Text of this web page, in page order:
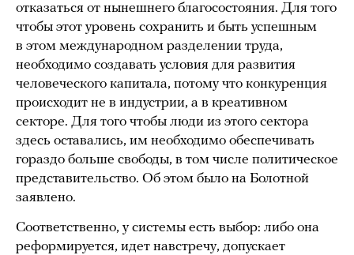
отказаться от нынешнего благосостояния. Для того
чтобы этот уровень сохранить и быть успешным
в этом международном разделении труда,
необходимо создавать условия для развития
человеческого капитала, потому что конкуренция
происходит не в индустрии, а в креативном
секторе. Для того чтобы люди из этого сектора
здесь оставались, им необходимо обеспечивать
гораздо больше свободы, в том числе политическое
представительство. Об этом было на Болотной
заявлено.
Соответственно, у системы есть выбор: либо она
реформируется, идет навстречу, допускает